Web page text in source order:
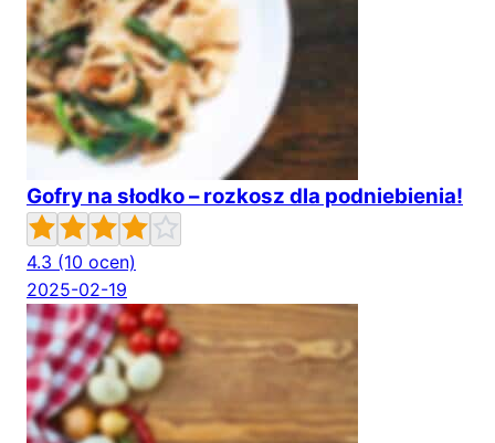
Gofry na słodko – rozkosz dla podniebienia!
4.3 (10 ocen)
2025-02-19